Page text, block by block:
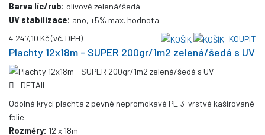
Barva líc/rub: olivově zelená/šedá
UV stabilizace: ano, +5% max. hodnota
4 247,10 Kč(vč. DPH) KOUPIT
Plachty 12x18m - SUPER 200gr/1m2 zelená/šedá s UV
DETAIL
Odolná krycí plachta z pevné nepromokavé PE 3-vrstvé kašírované
folie
Rozměry: 12 x 18m